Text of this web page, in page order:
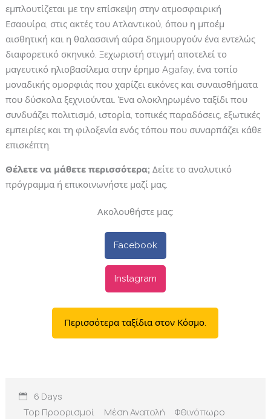
εμπλουτίζεται με την επίσκεψη στην ατμοσφαιρική
Εσαουίρα, στις ακτές του Ατλαντικού, όπου η μποέμ
αισθητική και η θαλασσινή αύρα δημιουργούν ένα εντελώς
διαφορετικό σκηνικό. Ξεχωριστή στιγμή αποτελεί το
μαγευτικό ηλιοβασίλεμα στην έρημο Agafay, ένα τοπίο
μοναδικής ομορφιάς που χαρίζει εικόνες και συναισθήματα
που δύσκολα ξεχνιούνται. Ένα ολοκληρωμένο ταξίδι που
συνδυάζει πολιτισμό, ιστορία, τοπικές παραδόσεις, εξωτικές
εμπειρίες και τη φιλοξενία ενός τόπου που συναρπάζει κάθε
επισκέπτη.
Θέλετε να μάθετε περισσότερα; Δείτε το αναλυτικό
πρόγραμμα ή επικοινωνήστε μαζί μας.
Ακολουθήστε μας:
Facebook
Instagram
Περισσότερα ταξίδια στον Κόσμο.
6 Days
Top Προορισμοί
Μέση Ανατολή
Φθινόπωρο